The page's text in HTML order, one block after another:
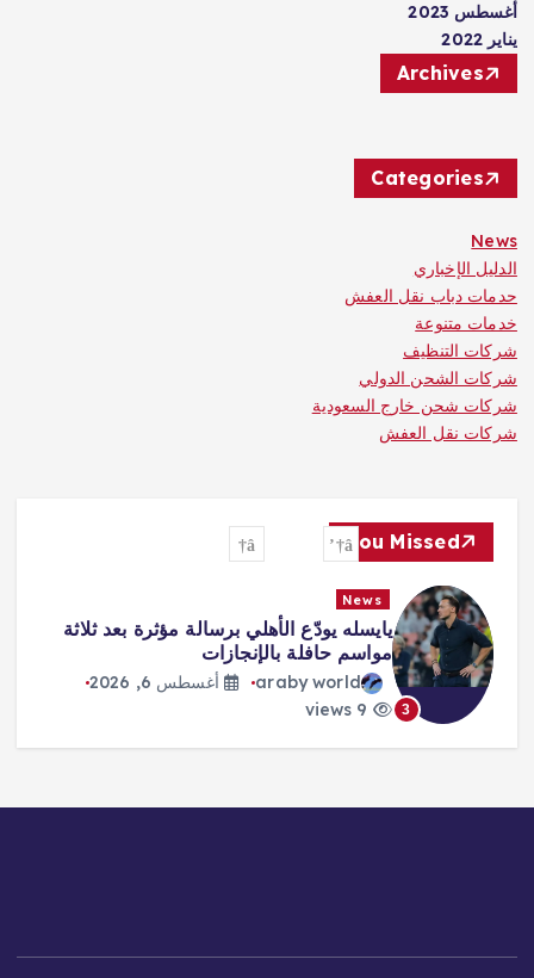
أغسطس 2023
يناير 2022
Archives
Categories
News
الدليل الإخباري
حدمات دباب نقل العفش
خدمات متنوعة
شركات التنظيف
شركات الشحن الدولي
شركات شحن خارج السعودية
شركات نقل العفش
You Missed
بعد ثلاثة
«صفقة القرن» و«الملك
هكذا احتفت الصحافة التركية
محمد صلاح